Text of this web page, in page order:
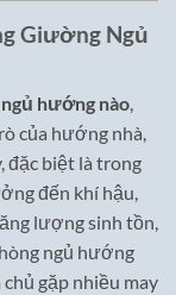
Giường Ngủ
hướng nào,
của hướng nhà,
đặc biệt là trong
đến khí hậu,
lượng sinh tồn,
ngủ hướng
gặp nhiều may